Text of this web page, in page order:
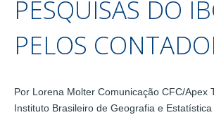
PESQUISAS DO
PELOS
Por Lorena Molter Comunicação CFC/Apex
Instituto Brasileiro de Geografia e